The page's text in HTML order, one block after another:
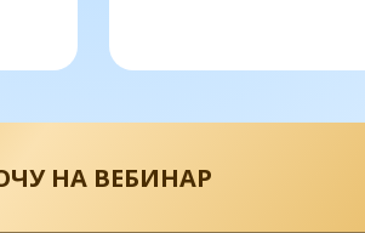
НА ВЕБИНАР